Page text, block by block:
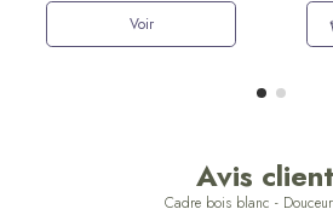
Voir
Avis
Cadre bois blanc -